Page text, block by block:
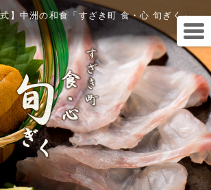
】中洲の和食「すざき町 食・心 旬ぎく」